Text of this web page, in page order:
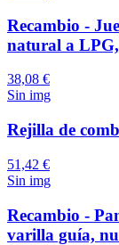
Recambio -
natural a
38,08 €
Sin img
Rejilla de
51,42 €
Sin img
Recambio -
varilla guía,